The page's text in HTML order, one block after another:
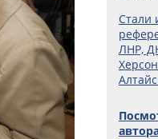
Стали
ЛНР,